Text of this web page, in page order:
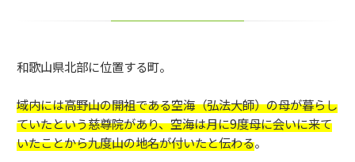
和歌山県北部に位置する町。
域内には高野山の開祖である空海（弘法大師）の母が暮らし
ていたという慈尊院があり、空海は月に9度母に会いに来て
いたことから九度山の地名が付いたと伝わる。